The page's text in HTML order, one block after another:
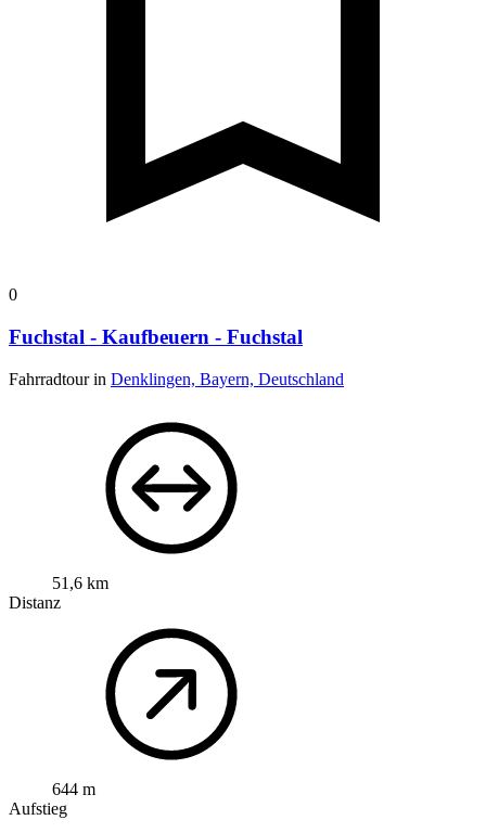
0
Fuchstal - Kaufbeuern - Fuchstal
Fahrradtour in Denklingen, Bayern, Deutschland
51,6 km
Distanz
644 m
Aufstieg